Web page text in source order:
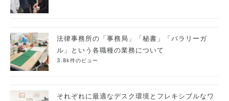
法律事務所の「事務局」「秘書」「パラリーガ
ル」という各職種の業務について
3.8k件のビュー
それぞれに最適なデスク環境とフレキシブルなワ